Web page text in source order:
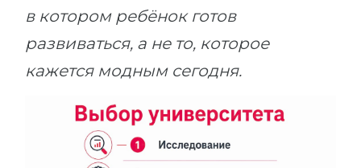
в котором ребёнок готов
развиваться, а не то, которое
кажется модным сегодня.